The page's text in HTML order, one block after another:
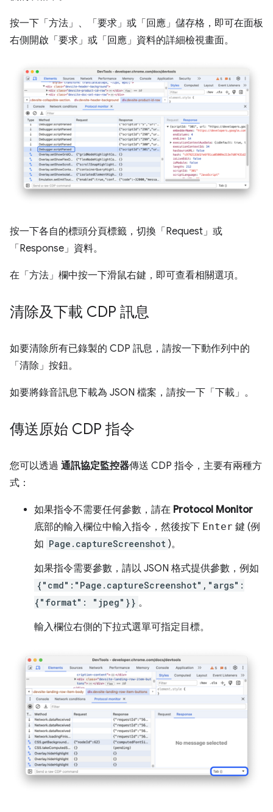
按一下「方法」 、「要求」 或「回應」 儲存格，即可在面板
右側開啟「要求」 或「回應」 資料的詳細檢視畫面。
按一下各自的標頭分頁標籤，切換「Request」 或
「Response」 資料。
在「方法」 欄中按一下滑鼠右鍵，即可查看相關選項。
清除及下載 CDP 訊息
如要清除所有已錄製的 CDP 訊息，請按一下動作列中的
「清除」 按鈕。
如要將錄音訊息下載為 JSON 檔案，請按一下「下載」 。
傳送原始 CDP 指令
您可以透過 通訊協定監控器傳送 CDP 指令，主要有兩種方
式：
如果指令不需要任何參數，請在 Protocol Monitor
底部的輸入欄位中輸入指令，然後按下 Enter 鍵 (例
如 Page.captureScreenshot )。
如果指令需要參數，請以 JSON 格式提供參數，例如
{"cmd":"Page.captureScreenshot","args":
{"format": "jpeg"}} 。
輸入欄位右側的下拉式選單可指定目標。